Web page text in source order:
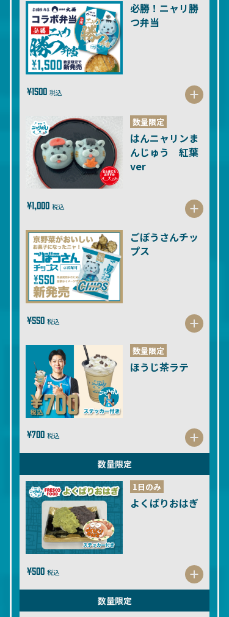
必勝！ニャリ勝
つ弁当
¥1500 税込
数量限定
はんニャリンま
んじゅう 紅葉
ver
¥1,000 税込
ごぼうさんチッ
プス
¥550 税込
数量限定
ほうじ茶ラテ
¥700 税込
数量限定
1日のみ
よくばりおはぎ
¥500 税込
数量限定